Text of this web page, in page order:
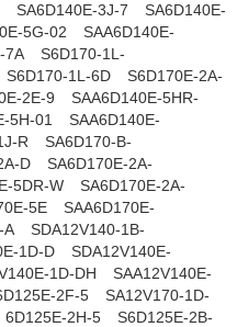
SA6D140E-3J-7
SA6D140E-
5G-02
SAA6D140E-
7A
S6D170-1L-
S6D170-1L-6D
S6D170E-2A-
2E-9
SAA6D140E-5HR-
5H-01
SAA6D140E-
R
SA6D170-B-
D
SA6D170E-2A-
5DR-W
SA6D170E-2A-
5E
SAA6D170E-
A
SDA12V140-1B-
1D-D
SDA12V140E-
1D-DH
SAA12V140E-
2F-5
SA12V170-1D-
6D125E-2H-5
S6D125E-2B-